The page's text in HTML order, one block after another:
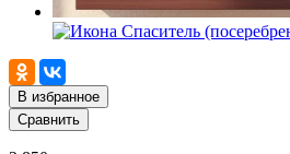
В избранное
Сравнить